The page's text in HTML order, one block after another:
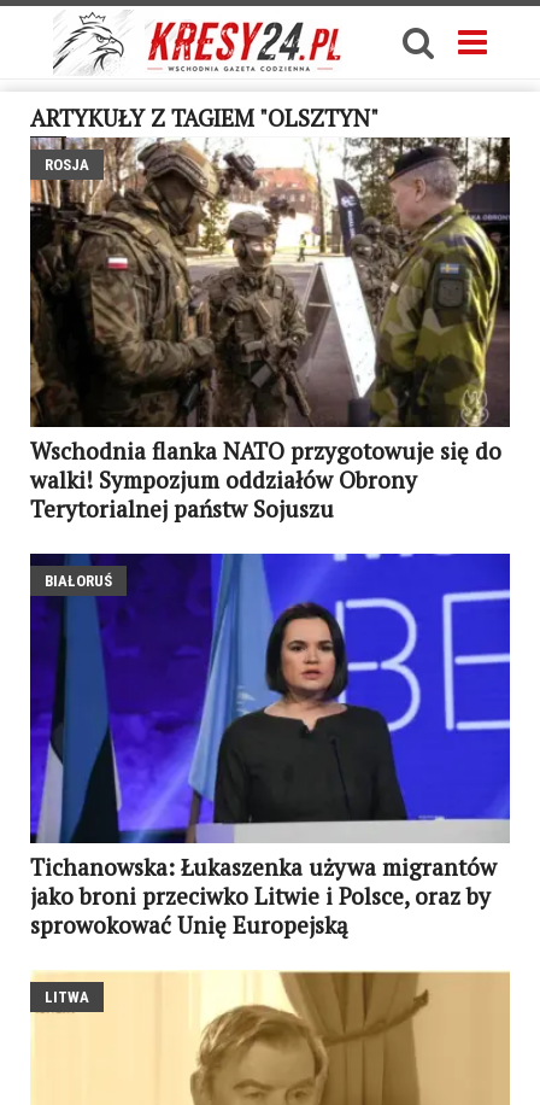
ARTYKUŁY Z TAGIEM "OLSZTYN"
ROSJA
Wschodnia flanka NATO przygotowuje się do
walki! Sympozjum oddziałów Obrony
Terytorialnej państw Sojuszu
BIAŁORUŚ
Tichanowska: Łukaszenka używa migrantów
jako broni przeciwko Litwie i Polsce, oraz by
sprowokować Unię Europejską
LITWA